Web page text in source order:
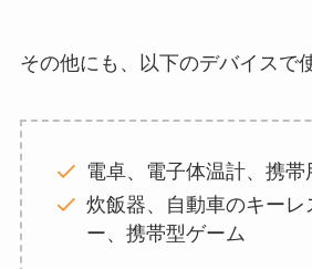
その他にも、以下のデバイスで
電卓、電子体温計、携帯
炊飯器、自動車のキーレ
ー、携帯型ゲーム